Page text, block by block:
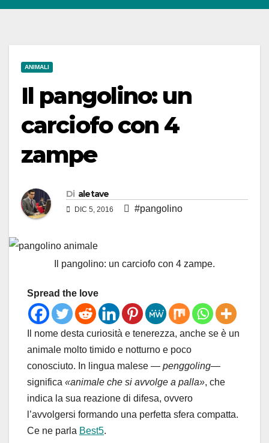
ANIMALI
Il pangolino: un
carciofo con 4
zampe
Di aletave
DIC 5, 2016 #pangolino
Il pangolino: un carciofo con 4 zampe.
Spread the love
Il nome desta curiosità e tenerezza, anche se è un
animale molto timido e notturno e poco
conosciuto. In lingua malese — penggoling—
significa «animale che si avvolge a palla», che
indica la sua reazione di difesa, ovvero
l’avvolgersi formando una perfetta sfera compatta.
Ce ne parla Best5.